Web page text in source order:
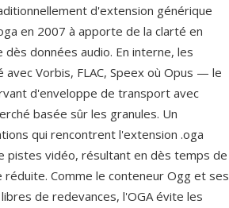
d'extension générique
en 2007 à apporte de la clarté en
données audio. En interne, les
Vorbis, FLAC, Speex où Opus — le
d'enveloppe de transport avec
basée sûr les granules. Un
qui rencontrent l'extension .oga
pistes vidéo, résultant en dès temps de
Comme le conteneur Ogg et ses
de redevances, l'OGA évite les